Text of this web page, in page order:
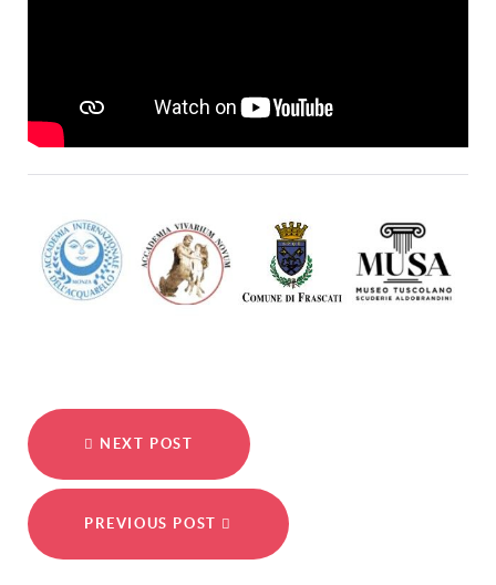
NEXT POST
PREVIOUS POST